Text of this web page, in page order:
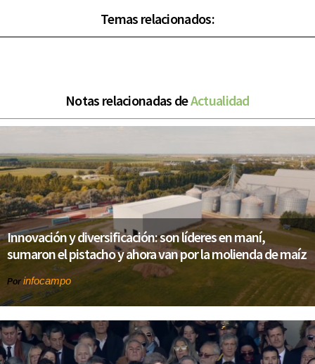
Temas relacionados:
Notas relacionadas deActualidad
Innovación y diversificación: son líderes en maní,
sumaron el pistacho y ahora van por la molienda de maíz
Por infocampo